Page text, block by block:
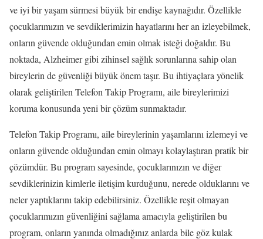
ve iyi bir yaşam sürmesi büyük bir endişe kaynağıdır. Özellikle
çocuklarımızın ve sevdiklerimizin hayatlarını her an izleyebilmek,
onların güvende olduğundan emin olmak isteği doğaldır. Bu
noktada, Alzheimer gibi zihinsel sağlık sorunlarına sahip olan
bireylerin de güvenliği büyük önem taşır. Bu ihtiyaçlara yönelik
olarak geliştirilen Telefon Takip Programı, aile bireylerimizi
koruma konusunda yeni bir çözüm sunmaktadır.
Telefon Takip Programı, aile bireylerinin yaşamlarını izlemeyi ve
onların güvende olduğundan emin olmayı kolaylaştıran pratik bir
çözümdür. Bu program sayesinde, çocuklarınızın ve diğer
sevdiklerinizin kimlerle iletişim kurduğunu, nerede olduklarını ve
neler yaptıklarını takip edebilirsiniz. Özellikle reşit olmayan
çocuklarımızın güvenliğini sağlama amacıyla geliştirilen bu
program, onların yanında olmadığınız anlarda bile göz kulak